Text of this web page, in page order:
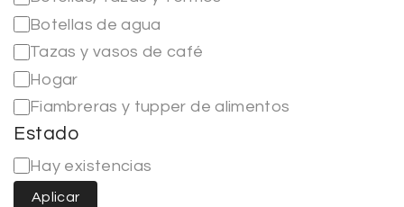
Botellas de agua
Tazas y vasos de café
Hogar
Fiambreras y tupper de alimentos
Estado
Hay existencias
Aplicar